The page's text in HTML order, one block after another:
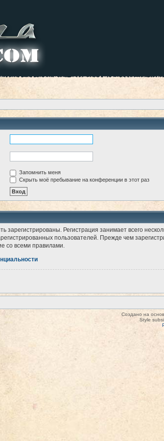
Запомнить меня
Скрыть моё пребывание на конференции в этот раз
Регистрация занимает всего
пользователей. Прежде чем
со всеми правилами.
Создано на
Style